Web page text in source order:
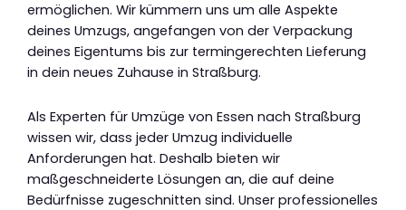
ermöglichen. Wir kümmern uns um alle Aspekte
deines Umzugs, angefangen von der Verpackung
deines Eigentums bis zur termingerechten Lieferung
in dein neues Zuhause in Straßburg.
Als Experten für Umzüge von Essen nach Straßburg
wissen wir, dass jeder Umzug individuelle
Anforderungen hat. Deshalb bieten wir
maßgeschneiderte Lösungen an, die auf deine
Bedürfnisse zugeschnitten sind. Unser professionelles